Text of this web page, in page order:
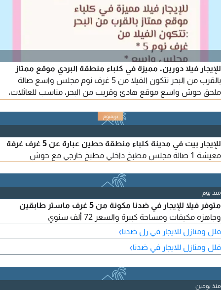
للإيجار فيلا دورين. مميزة في كلباء منطقة البردي موقع ممتاز
بالقرب من البحر تتكون الفيلا من 5 غرف نوم مجلس واسع صالة
ملحق حوش واسع موقع هادئ وقريب من البحر، مناسب للعائلات،
للإيجار بيت في مدينة كلباء منطقة حطين عبارة عن 5 غرف غرفة
معيشة 1 صالة مجلس مطبخ داخلي مطبخ خارجي مع حوش
منذ يوم
متوفر فيلا للإيجار في ضدنا مكونة من 5 غرف ماستر طابقين
وجاهزه مكيفات ومساحة كبيرة والسعر 72 ألف سنوي
فلل ومنازل للايجار في رل ضدنا›
فلل ومنازل للايجار في ضدنا›
منذ يومين